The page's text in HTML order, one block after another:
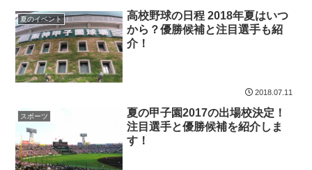
夏のイベント
高校野球の日程 2018年夏はいつ
から？優勝候補と注目選手も紹
介！
2018.07.11
スポーツ
夏の甲子園2017の出場校決定！
注目選手と優勝候補を紹介しま
す！